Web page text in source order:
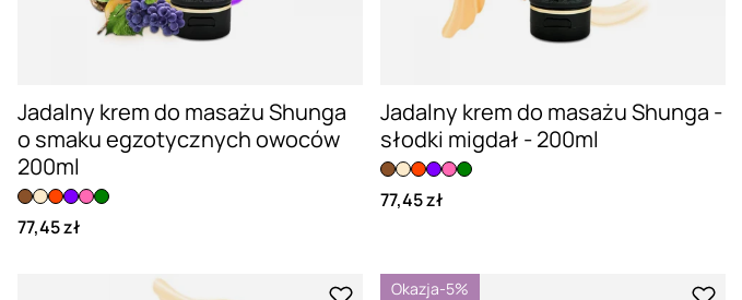
Jadalny krem do masażu Shunga
o smaku egzotycznych owoców
200ml
77,45 zł
Jadalny krem do masażu Shunga -
słodki migdał - 200ml
77,45 zł
Okazja-5%